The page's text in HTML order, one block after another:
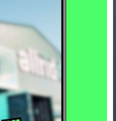
dark sand